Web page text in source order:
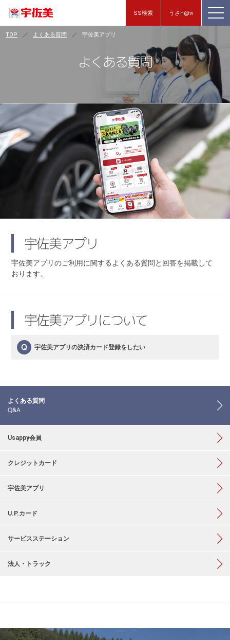
SS検索 うさn@vi
TOP よくある質問 宇佐美アプリ
よくある質問
宇佐美アプリ
宇佐美アプリのご利用に関するよくある質問と回答を掲載して
おります。
宇佐美アプリについて
宇佐美アプリの決済カード登録をしたい
よくある質問
Q&A
Usappy会員
クレジットカード
宇佐美アプリ
U.P.カード
サービスステーション
法人・トラック